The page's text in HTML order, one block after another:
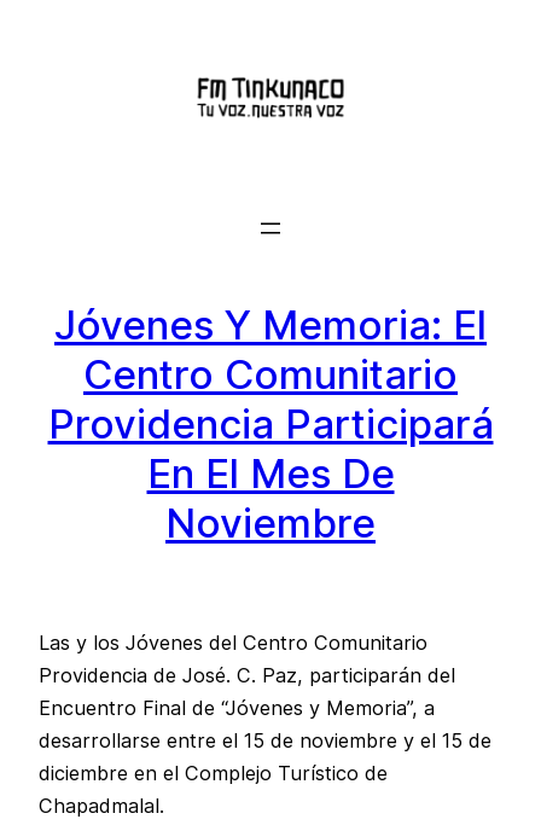
Jóvenes Y Memoria: El
Centro Comunitario
Providencia Participará
En El Mes De
Noviembre
Las y los Jóvenes del Centro Comunitario
Providencia de José. C. Paz, participarán del
Encuentro Final de “Jóvenes y Memoria”, a
desarrollarse entre el 15 de noviembre y el 15 de
diciembre en el Complejo Turístico de
Chapadmalal.